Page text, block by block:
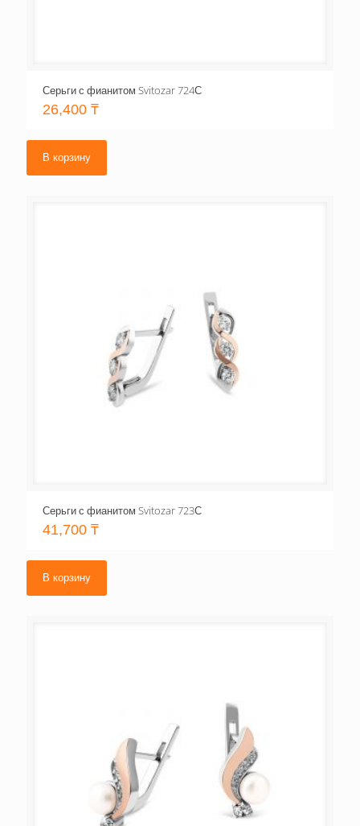
Серьги с фианитом Svitozar 724С
26,400 ₸
В корзину
Серьги с фианитом Svitozar 723С
41,700 ₸
В корзину